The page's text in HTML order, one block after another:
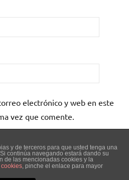
electrónico y web en este
vez que comente.
y de terceros para que usted tenga una
continúa navegando estará dando su
de las mencionadas cookies y la
, pinche el enlace para mayor